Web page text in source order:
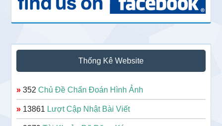
Thống Kê Website
» 352Chủ Đề Chẩn Đoán Hình Ảnh
» 13861 Lượt Cập Nhật Bài Viết